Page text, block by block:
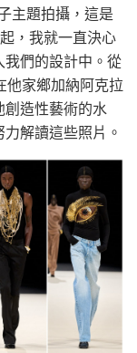
主題拍攝，這是
，我就一直決心
們的設計中。從
他家鄉加納阿克拉
造性藝術的水
解讀這些照片。